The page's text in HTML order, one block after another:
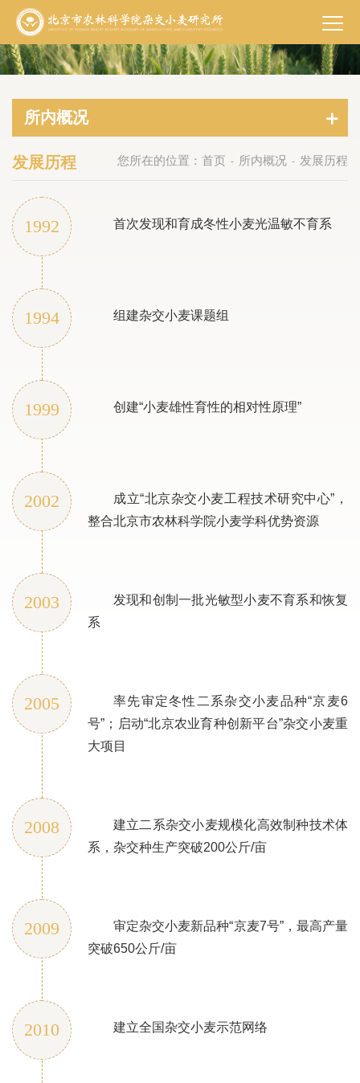
所内概况
您所在的位置： 首页 - 所内概况 - 发展历程
发展历程
1992 首次发现和育成冬性小麦光温敏不育系
1994 组建杂交小麦课题组
1999 创建“小麦雄性育性的相对性原理”
2002
成立“北京杂交小麦工程技术研究中心”，
整合北京市农林科学院小麦学科优势资源
2003
发现和创制一批光敏型小麦不育系和恢复
系
2005
率先审定冬性二系杂交小麦品种“京麦6
号”；启动“北京农业育种创新平台”杂交小麦重
大项目
2008
建立二系杂交小麦规模化高效制种技术体
系，杂交种生产突破200公斤/亩
2009
审定杂交小麦新品种“京麦7号”，最高产量
突破650公斤/亩
2010 建立全国杂交小麦示范网络